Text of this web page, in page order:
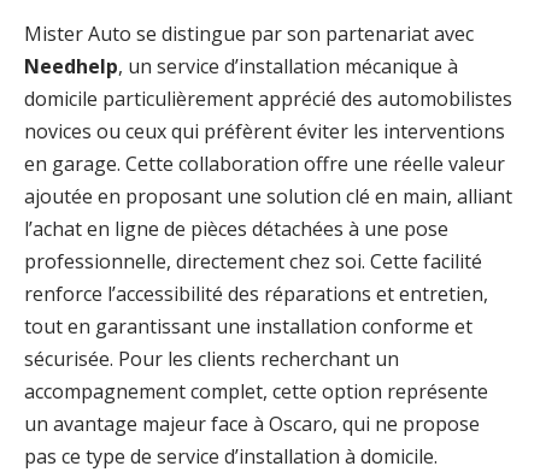
Mister Auto se distingue par son partenariat avec
Needhelp, un service d’installation mécanique à
domicile particulièrement apprécié des automobilistes
novices ou ceux qui préfèrent éviter les interventions
en garage. Cette collaboration offre une réelle valeur
ajoutée en proposant une solution clé en main, alliant
l’achat en ligne de pièces détachées à une pose
professionnelle, directement chez soi. Cette facilité
renforce l’accessibilité des réparations et entretien,
tout en garantissant une installation conforme et
sécurisée. Pour les clients recherchant un
accompagnement complet, cette option représente
un avantage majeur face à Oscaro, qui ne propose
pas ce type de service d’installation à domicile.